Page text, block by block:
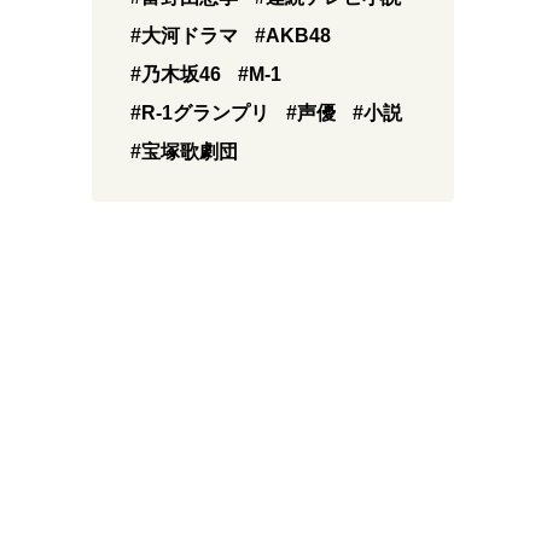
#大河ドラマ
#AKB48
#乃木坂46
#M-1
#R-1グランプリ
#声優
#小説
#宝塚歌劇団